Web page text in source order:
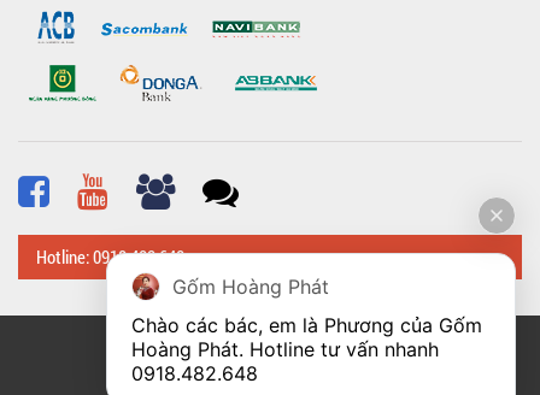
Hotline: 0918 482 648
© Bản quyền thuộc vềHoangphatbattrang.vn
Gốm Hoàng Phát
Chào các bác, em là Phương của Gốm
0918.482.648